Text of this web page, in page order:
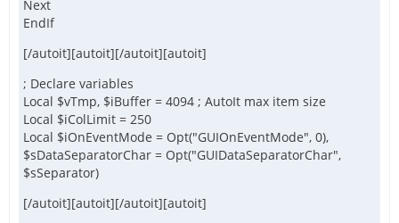
Next
EndIf
[/autoit][autoit][/autoit][autoit]
; Declare variables
Local $vTmp, $iBuffer = 4094 ; AutoIt max item size
Local $iColLimit = 250
Local $iOnEventMode = Opt("GUIOnEventMode", 0),
$sDataSeparatorChar = Opt("GUIDataSeparatorChar",
$sSeparator)
[/autoit][autoit][/autoit][autoit]